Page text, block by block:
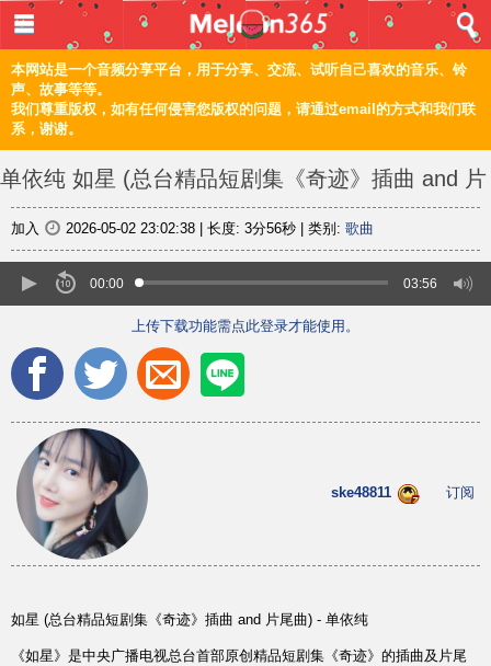
本网站是一个音频分享平台，用于分享、交流、试听自己喜欢的音乐、铃
声、故事等等。
我们尊重版权，如有任何侵害您版权的问题，请通过email的方式和我们联
系，谢谢。
单依纯 如星 (总台精品短剧集《奇迹》插曲 and 片
尾曲)
分享
加入 2026-05-02 23:02:38 长度: 3分56秒 类别: 歌曲
00:00 03:56
上传下载功能需点此登录才能使用。
ske48811 订阅
如星 (总台精品短剧集《奇迹》插曲 and 片尾曲) - 单依纯
《如星》是中央广播电视总台首部原创精品短剧集《奇迹》的插曲及片尾
登入 / 注册
首页
音乐
频道
编辑
正體
©2021 甜瓜365 Melon365 Melon365.com